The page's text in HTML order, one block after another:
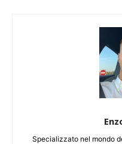
Specializzato nel mondo